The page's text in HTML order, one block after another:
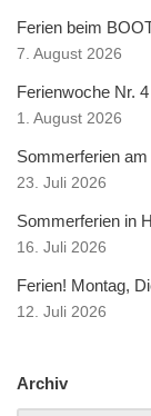
Ferien beim
7. August 2026
Ferienwoche Nr.
1. August 2026
Sommerferien
23. Juli 2026
Sommerferien in
16. Juli 2026
Ferien! Montag,
12. Juli 2026
Archiv